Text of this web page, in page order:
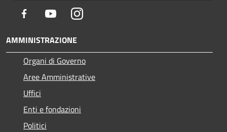
Facebook YoutubeInstagram
AMMINISTRAZIONE
Organi di Governo
Aree Amministrative
Uffici
Enti e fondazioni
Politici